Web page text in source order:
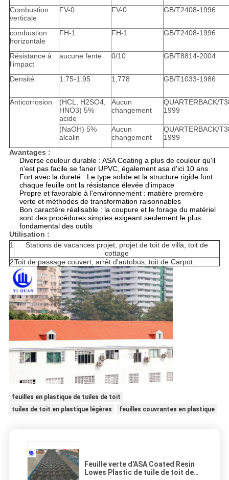
Combustion
verticale
FV-0 FV-0 GB/T2408-1996
combustion
horizontale
FH-1 FH-1 GB/T2408-1996
Résistance à
l'impact
aucune fente 0/10 GB/T8814-2004
Densité 1.75-1.95 1,778 GB/T1033-1986
Anticorrosion
(HCL, H2SO4,
HNO3) 5%
acide
Aucun
changement
QUARTERBACK/
1999
(NaOH) 5%
alcalin
Aucun
changement
QUARTERBACK/
1999
Avantages :
Diverse couleur durable : ASA Coating a plus de couleur qu'il
n'est pas facile se faner UPVC, également asa d'ici 10 ans
Fort avec la dureté : Le type solide et la structure rigide font
chaque feuille ont la résistance élevée d'impace
Propre et favorable à l'environnement : matière première
verte et méthodes de transformation raisonnables
Bon caractère réalisable : la coupure et le forage du matériel
sont des procédures simples exigeant seulement le plus
fondamental des outils
Utilisation :
1
Stations de vacances projet, projet de toit de villa, toit de
cottage
2Toit de passage couvert, arrêt d'autobus, toit de Carpot
feuilles en plastique de tuiles de toit
tuiles de toit en plastique légères
feuilles couvrantes en plastique
Feuille verte d'ASA Coated Resin
Lowes Plastic de tuile de toit de